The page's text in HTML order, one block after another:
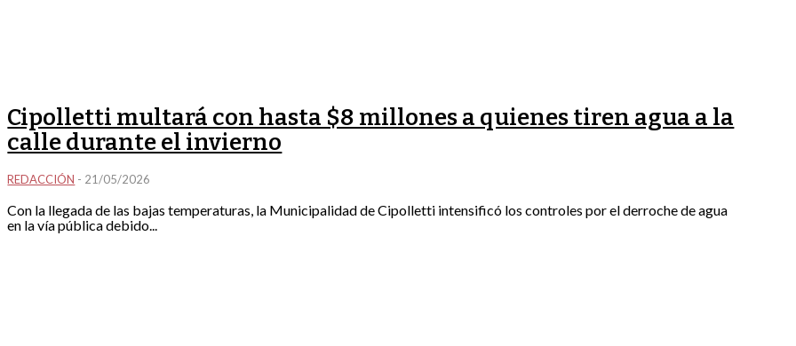
Cipolletti multará con hasta $8 millones a quienes tiren agua a la
calle durante el invierno
REDACCIÓN - 21/05/2026
Con la llegada de las bajas temperaturas, la Municipalidad de Cipolletti intensificó los controles por el derroche de agua
en la vía pública debido...